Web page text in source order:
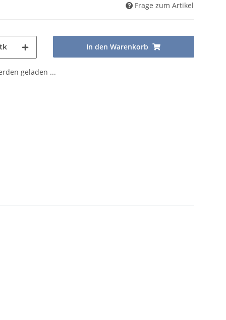
Frage zum Artikel
In den Warenkorb
geladen ...